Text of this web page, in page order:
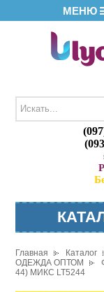
МЕНЮ
Главная Каталог
ОДЕЖДА ОПТОМ
44) МИКС LT5244